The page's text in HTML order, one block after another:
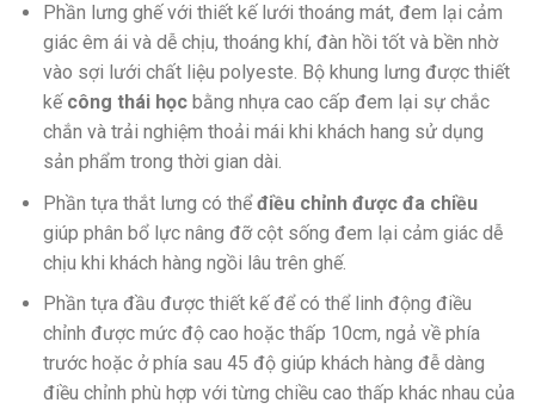
Phần lưng ghế với thiết kế lưới thoáng mát, đem lại cảm
giác êm ái và dễ chịu, thoáng khí, đàn hồi tốt và bền nhờ
vào sợi lưới chất liệu polyeste. Bộ khung lưng được thiết
kế công thái học bằng nhựa cao cấp đem lại sự chắc
chắn và trải nghiệm thoải mái khi khách hang sử dụng
sản phẩm trong thời gian dài.
Phần tựa thắt lưng có thểđiều chỉnh được đa chiều
giúp phân bổ lực nâng đỡ cột sống đem lại cảm giác dễ
chịu khi khách hàng ngồi lâu trên ghế.
Phần tựa đầu được thiết kế để có thể linh động điều
chỉnh được mức độ cao hoặc thấp 10cm, ngả về phía
trước hoặc ở phía sau 45 độ giúp khách hàng đễ dàng
điều chỉnh phù hợp với từng chiều cao thấp khác nhau của